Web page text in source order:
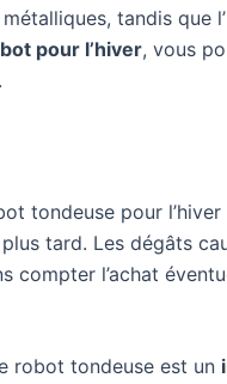
tandis que
pour l’hiver, vous
tondeuse pour
tard. Les dégâts
l’achat
robot tondeuse est un